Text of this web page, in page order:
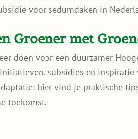
voor sedumdaken in
Groener met
doen voor een duurzamer
subsidies en inspiratie
hier vind je praktische
toekomst.